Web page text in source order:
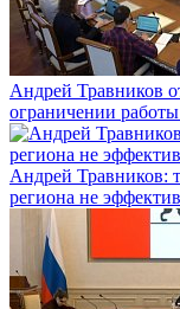
Андрей Травников
ограничении
Андрей Травников:
региона не